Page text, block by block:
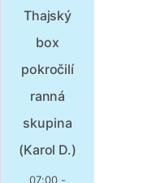
Thajský
box
pokročilí
ranná
skupina
(Karol D.)
07:00 -